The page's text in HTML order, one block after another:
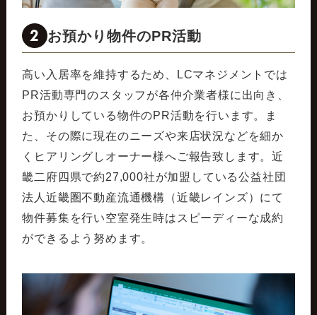
2 お預かり物件のPR活動
高い入居率を維持するため、LCマネジメントでは
PR活動専門のスタッフが各仲介業者様に出向き、
お預かりしている物件のPR活動を行います。ま
た、その際に現在のニーズや来店状況などを細か
くヒアリングしオーナー様へご報告致します。近
畿二府四県で約27,000社が加盟している公益社団
法人近畿圏不動産流通機構（近畿レインズ）にて
物件募集を行い空室発生時はスピーディーな成約
ができるよう努めます。